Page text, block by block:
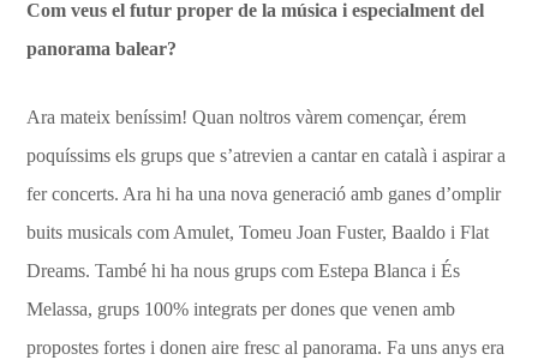
Com veus el futur proper de la música i especialment del
panorama balear?
Ara mateix beníssim! Quan noltros vàrem començar, érem
poquíssims els grups que s’atrevien a cantar en català i aspirar a
fer concerts. Ara hi ha una nova generació amb ganes d’omplir
buits musicals com Amulet, Tomeu Joan Fuster, Baaldo i Flat
Dreams. També hi ha nous grups com Estepa Blanca i És
Melassa, grups 100% integrats per dones que venen amb
propostes fortes i donen aire fresc al panorama. Fa uns anys era